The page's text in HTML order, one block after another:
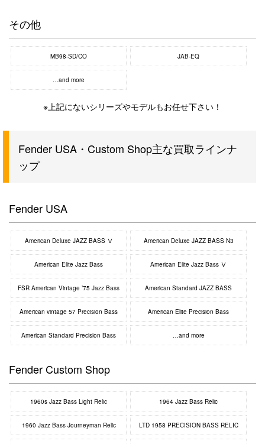
その他
MB98-SD/CO JAB-EQ
…and more
※上記にないシリーズやモデルもお任せ下さい！
Fender USA・Custom Shop主な買取ラインナ
ップ
Fender USA
American Deluxe JAZZ BASS Ⅴ American Deluxe JAZZ BASS N3
American Elite Jazz Bass American Elite Jazz Bass Ⅴ
FSR American Vintage ’75 Jazz Bass American Standard JAZZ BASS
American vintage 57 Precision Bass American Elite Precision Bass
American Standard Precision Bass …and more
Fender Custom Shop
1960s Jazz Bass Light Relic 1964 Jazz Bass Relic
1960 Jazz Bass Journeyman Relic LTD 1958 PRECISION BASS RELIC